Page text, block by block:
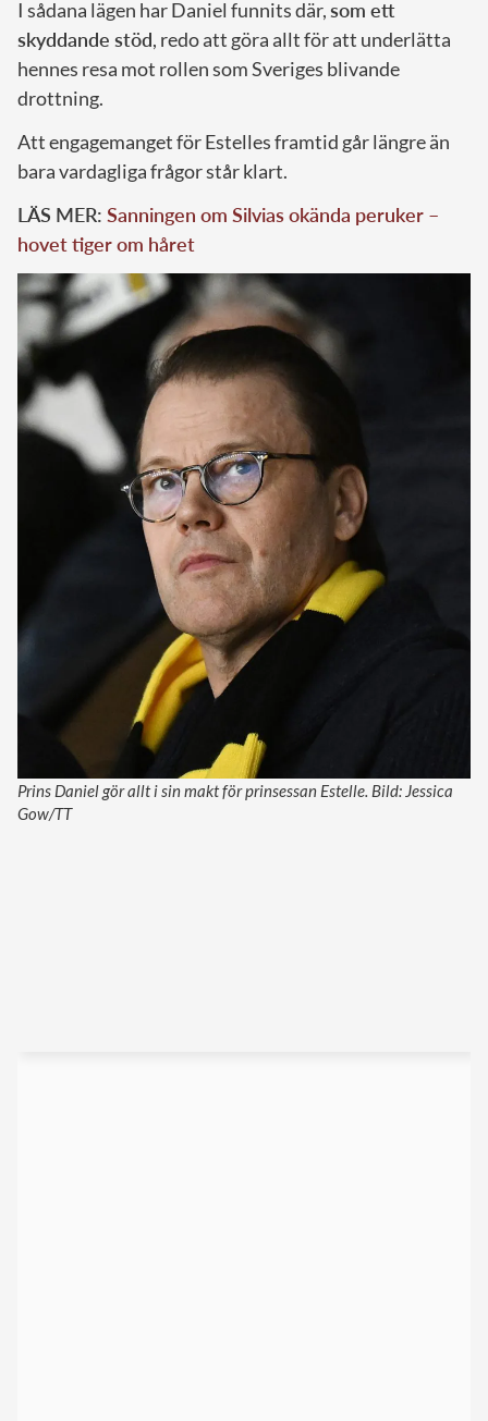
I sådana lägen har Daniel funnits där,som ett
skyddande stöd, redo att göra allt för att underlätta
hennes resa mot rollen som Sveriges blivande
drottning.
Att engagemanget för Estelles framtid går längre än
bara vardagliga frågor står klart.
LÄS MER: Sanningen om Silvias okända peruker –
hovet tiger om håret
Prins Daniel gör allt i sin makt för prinsessan Estelle. Bild: Jessica
Gow/TT